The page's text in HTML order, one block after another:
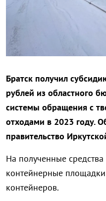
Братск получил
рублей из областного
системы обращения с
отходами в 2023 году.
правительство
На полученные средства
контейнерные
контейнеров.